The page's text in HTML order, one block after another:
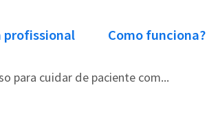
profissional Como funciona?
para cuidar de paciente com...